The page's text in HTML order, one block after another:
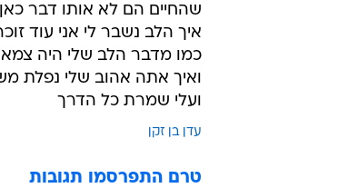
שהחיים הם לא אותו דבר כאן
איך הלב נשבר לי אני עוד
כמו מדבר הלב שלי היה
ואיך אתה אהוב שלי נפלת
ועלי שמרת כל הדרך
עדן בן זקן
טרם התפרסמו תגובות